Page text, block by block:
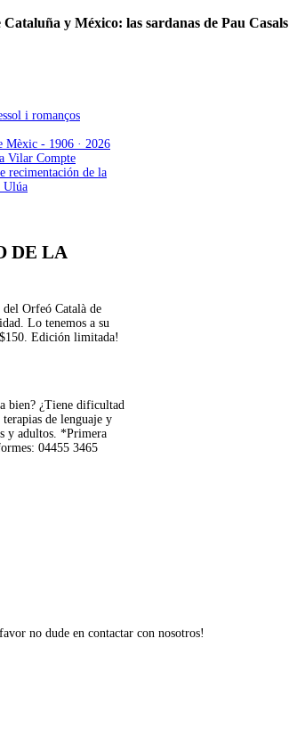
y México: las sardanas de Pau Casals
i romanços
Mèxic - 1906 · 2026
Vilar Compte
recimentación de la
Ulúa
DE LA
del Orfeó Català de
Lo tenemos a su
Edición limitada!
bien? ¿Tiene dificultad
de lenguaje y
y adultos. *Primera
04455 3465
no dude en contactar con nosotros!